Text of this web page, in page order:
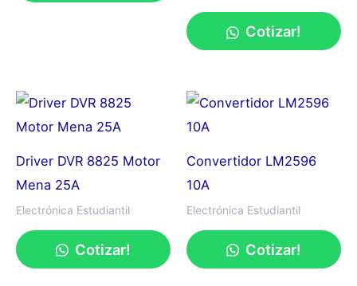
Cotizar!
Driver DVR 8825 Motor
Mena 25A
Electrónica Estudiantil
Cotizar!
Convertidor LM2596
10A
Electrónica Estudiantil
Cotizar!